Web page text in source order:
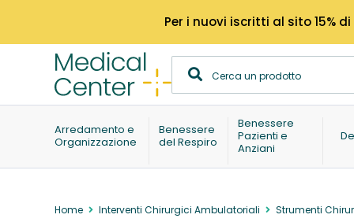
Per i nuovi iscritti al sito 15%
Arredamento e
Organizzazione
Benessere
del Respiro
Benessere
Pazienti e
Anziani
Home Interventi Chirurgici Ambulatoriali Strumenti